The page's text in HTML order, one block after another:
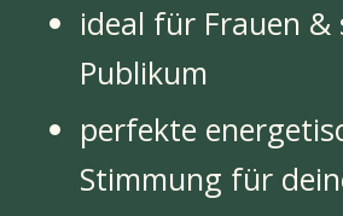
ideal für Frauen &
Publikum
perfekte
Stimmung für